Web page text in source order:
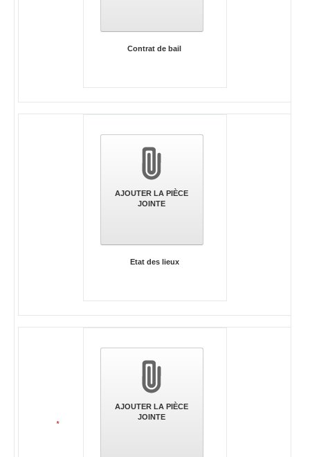
Contrat de bail
AJOUTER LA PIÈCE
JOINTE
Etat des lieux
*
AJOUTER LA PIÈCE
JOINTE